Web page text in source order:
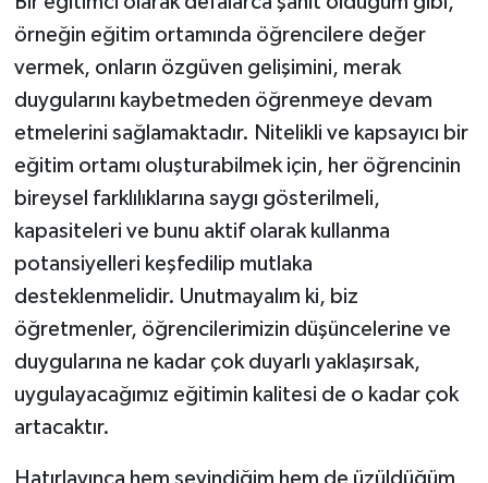
örneğin eğitim ortamında öğrencilere değer
vermek, onların özgüven gelişimini, merak
duygularını kaybetmeden öğrenmeye devam
etmelerini sağlamaktadır. Nitelikli ve kapsayıcı bir
eğitim ortamı oluşturabilmek için, her öğrencinin
bireysel farklılıklarına saygı gösterilmeli,
kapasiteleri ve bunu aktif olarak kullanma
potansiyelleri keşfedilip mutlaka
desteklenmelidir. Unutmayalım ki, biz
öğretmenler, öğrencilerimizin düşüncelerine ve
duygularına ne kadar çok duyarlı yaklaşırsak,
uygulayacağımız eğitimin kalitesi de o kadar çok
artacaktır.